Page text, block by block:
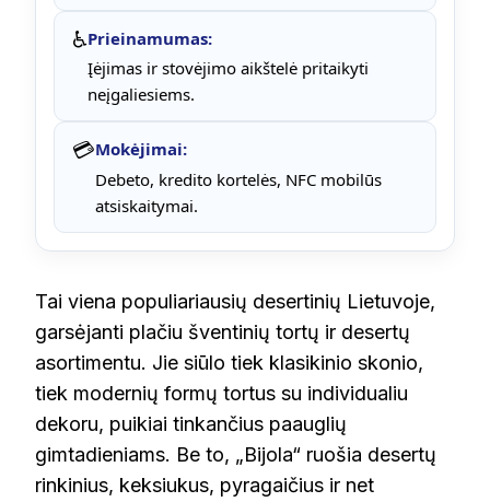
♿Prieinamumas:
Įėjimas ir stovėjimo aikštelė pritaikyti
neįgaliesiems.
💳Mokėjimai:
Debeto, kredito kortelės, NFC mobilūs
atsiskaitymai.
Tai viena populiariausių desertinių Lietuvoje,
garsėjanti plačiu šventinių tortų ir desertų
asortimentu. Jie siūlo tiek klasikinio skonio,
tiek modernių formų tortus su individualiu
dekoru, puikiai tinkančius paauglių
gimtadieniams. Be to, „Bijola“ ruošia desertų
rinkinius, keksiukus, pyragaičius ir net